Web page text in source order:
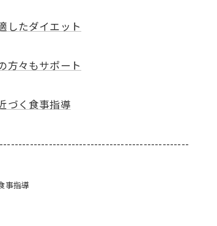
したダイエット
方々もサポート
づく食事指導
事指導